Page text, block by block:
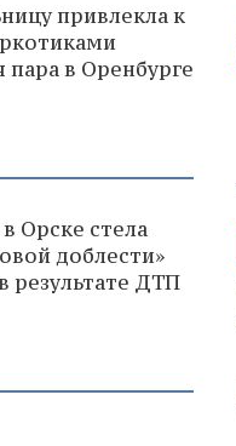
привлекла к
пара в Оренбурге
Орске стела
доблести»
результате ДТП